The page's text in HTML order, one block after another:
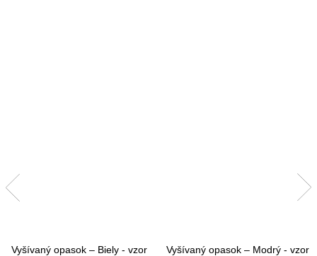
Vyšívaný opasok – Biely - vzor
Vyšívaný opasok – Modrý - vzor